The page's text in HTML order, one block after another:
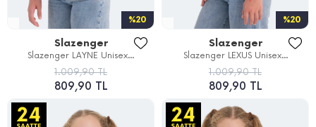
%20
Slazenger
Slazenger LAYNE Unisex...
1.009,90 TL
809,90 TL
%20
Slazenger
Slazenger LEXUS Unisex...
1.009,90 TL
809,90 TL